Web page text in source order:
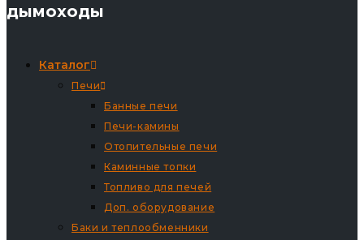
дымоходы
Каталог
Печи
Банные печи
Печи-камины
Отопительные печи
Каминные топки
Топливо для печей
Доп. оборудование
Баки и теплообменники